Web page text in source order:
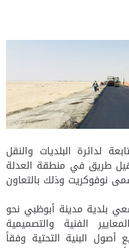
لدائرة البلديات والنقل
طريق في منطقة العدلة
نوفوكريت وذلك بالتعاون
بلدية مدينة أبوظبي نحو
الفنية والتصميمية
أصول البنية التحتية وفقاً